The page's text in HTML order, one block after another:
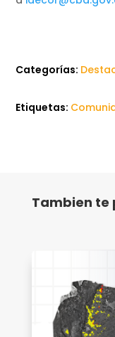
Categorías:
Etiquetas:
Tambien te